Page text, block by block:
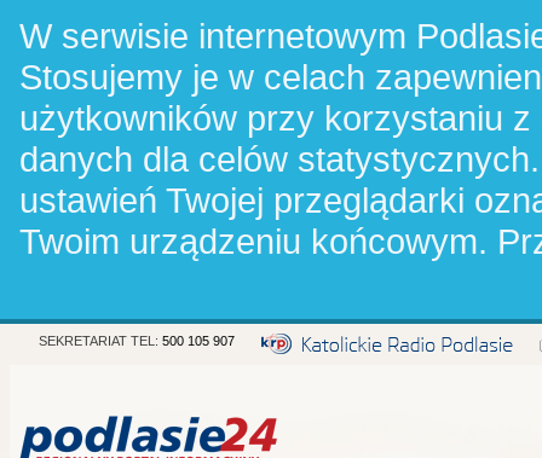
W serwisie internetowym
Stosujemy je w celach
użytkowników przy korzystaniu
danych dla celów
ustawień Twojej przeglądarki
Twoim urządzeniu końcowym.
SEKRETARIAT TEL: 500 105 907